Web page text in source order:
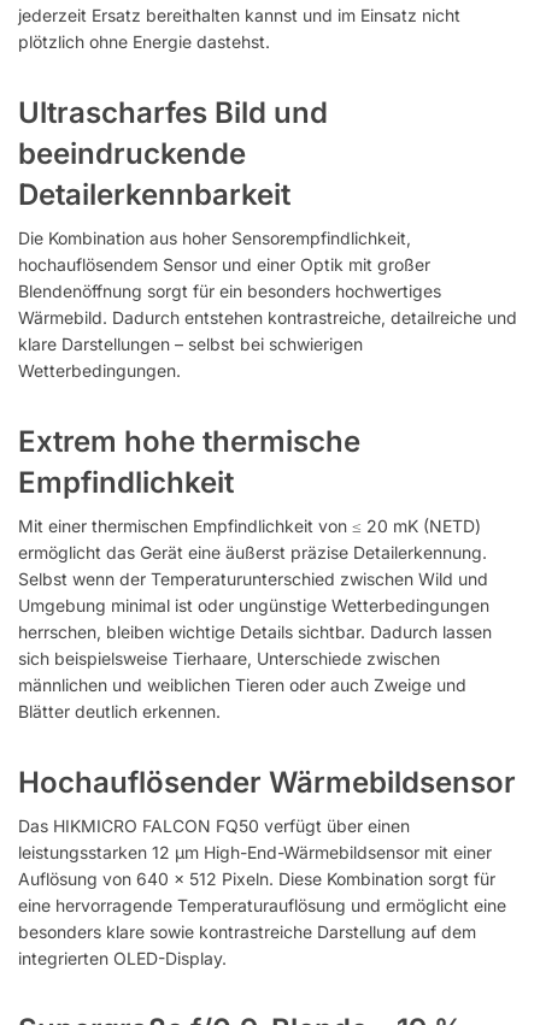
jederzeit Ersatz bereithalten kannst und im Einsatz nicht
plötzlich ohne Energie dastehst.
Ultrascharfes Bild und
beeindruckende
Detailerkennbarkeit
Die Kombination aus hoher Sensorempfindlichkeit,
hochauflösendem Sensor und einer Optik mit großer
Blendenöffnung sorgt für ein besonders hochwertiges
Wärmebild. Dadurch entstehen kontrastreiche, detailreiche und
klare Darstellungen – selbst bei schwierigen
Wetterbedingungen.
Extrem hohe thermische
Empfindlichkeit
Mit einer thermischen Empfindlichkeit von ≤ 20 mK (NETD)
ermöglicht das Gerät eine äußerst präzise Detailerkennung.
Selbst wenn der Temperaturunterschied zwischen Wild und
Umgebung minimal ist oder ungünstige Wetterbedingungen
herrschen, bleiben wichtige Details sichtbar. Dadurch lassen
sich beispielsweise Tierhaare, Unterschiede zwischen
männlichen und weiblichen Tieren oder auch Zweige und
Blätter deutlich erkennen.
Hochauflösender Wärmebildsensor
Das HIKMICRO FALCON FQ50 verfügt über einen
leistungsstarken 12 µm High-End-Wärmebildsensor mit einer
Auflösung von 640 × 512 Pixeln. Diese Kombination sorgt für
eine hervorragende Temperaturauflösung und ermöglicht eine
besonders klare sowie kontrastreiche Darstellung auf dem
integrierten OLED-Display.